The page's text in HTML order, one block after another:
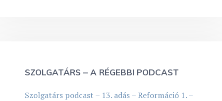
SZOLGATÁRS – A RÉGEBBI PODCAST
Szolgatárs podcast – 13. adás – Reformáció 1. –